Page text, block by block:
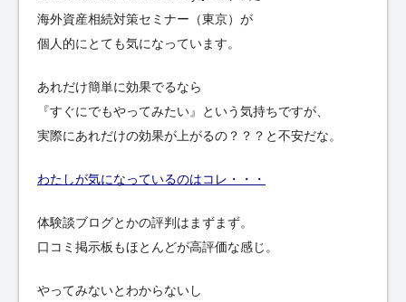
海外資産相続対策セミナー（東京）が
個人的にとても気になっています。
あれだけ簡単に効果でるなら
『すぐにでもやってみたい』という気持ちですが、
実際にあれだけの効果が上がるの？？？と不安だな。
わたしが気になっているのはコレ・・・
体験談ブログとかの評判はまずまず。
口コミ掲示板もほとんどが高評価な感じ。
やってみないとわからないし